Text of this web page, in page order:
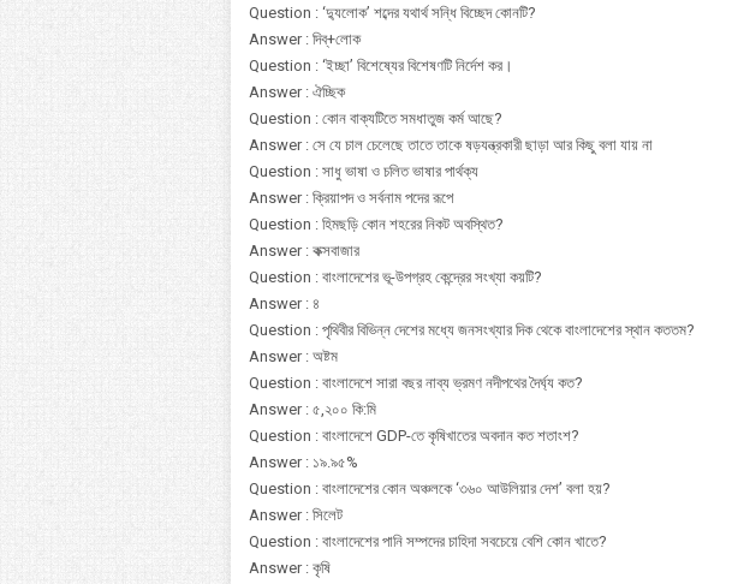
Question : ‘দ্যুলোক’ শব্দের যথার্থ সন্ধি বিচ্ছেদ কোনটি?
Answer : দিব্+লোক
Question : ‘ইচ্ছা’ বিশেষ্যের বিশেষণটি নির্দেশ কর।
Answer : ঐচ্ছিক
Question : কোন বাক্যটিতে সমধাতুজ কর্ম আছে?
Answer : সে যে চাল চেলেছে তাতে তাকে ষড়যন্ত্রকারী ছাড়া আর ‍কিছু বলা যায় না
Question : সাধু ভাষা ও চলিত ভাষার পার্থক্য
Answer : ক্রিয়াপদ ও সর্বনাম পদের রূপে
Question : হিমছড়ি কোন শহরের নিকট অবস্থিত?
Answer : কক্সবাজার
Question : বাংলাদেশের ভূ-উপগ্রহ কেন্দ্রের সংখ্যা কয়টি?
Answer : ৪
Question : পৃথিবীর বিভিন্ন দেশের মধ্যে জনসংখ্যার দিক থেকে বাংলাদেশের স্থান কততম?
Answer : অষ্টম
Question : বাংলাদেশে সারা বছর নাব্য ভ্রমণ নদীপথের দৈর্ঘ্য কত?
Answer : ৫,২০০ কি:মি
Question : বাংলাদেশে GDP-তে কৃষিখাতের অবদান কত শতাংশ?
Answer : ১৯.৯৫%
Question : বাংলাদেশের কোন অঞ্চলকে ‘৩৬০ আউলিয়ার দেশ’ বলা হয়?
Answer : সিলেট
Question : বাংলাদেশের পানি সম্পদের চাহিদা সবচেয়ে বেশি কোন খাতে?
Answer : কৃষি